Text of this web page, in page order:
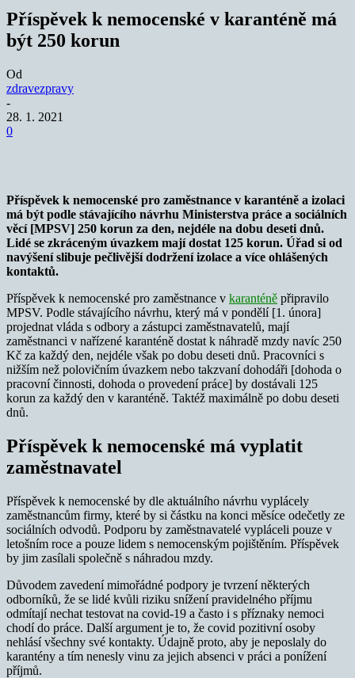
Příspěvek k nemocenské v karanténě má
být 250 korun
Od
zdravezpravy
-
28. 1. 2021
0
Příspěvek k nemocenské pro zaměstnance v karanténě a izolaci
má být podle stávajícího návrhu Ministerstva práce a sociálních
věcí [MPSV] 250 korun za den, nejdéle na dobu deseti dnů.
Lidé se zkráceným úvazkem mají dostat 125 korun. Úřad si od
navýšení slibuje pečlivější dodržení izolace a více ohlášených
kontaktů.
Příspěvek k nemocenské pro zaměstnance v karanténě připravilo
MPSV. Podle stávajícího návrhu, který má v pondělí [1. února]
projednat vláda s odbory a zástupci zaměstnavatelů, mají
zaměstnanci v nařízené karanténě dostat k náhradě mzdy navíc 250
Kč za každý den, nejdéle však po dobu deseti dnů. Pracovníci s
nižším než polovičním úvazkem nebo takzvaní dohodáři [dohoda o
pracovní činnosti, dohoda o provedení práce] by dostávali 125
korun za každý den v karanténě. Taktéž maximálně po dobu deseti
dnů.
Příspěvek k nemocenské má vyplatit
zaměstnavatel
Příspěvek k nemocenské by dle aktuálního návrhu vyplácely
zaměstnancům firmy, které by si částku na konci měsíce odečetly ze
sociálních odvodů. Podporu by zaměstnavatelé vypláceli pouze v
letošním roce a pouze lidem s nemocenským pojištěním. Příspěvek
by jim zasílali společně s náhradou mzdy.
Důvodem zavedení mimořádné podpory je tvrzení některých
odborníků, že se lidé kvůli riziku snížení pravidelného příjmu
odmítají nechat testovat na covid-19 a často i s příznaky nemoci
chodí do práce. Další argument je to, že covid pozitivní osoby
nehlásí všechny své kontakty. Údajně proto, aby je neposlaly do
karantény a tím nenesly vinu za jejich absenci v práci a ponížení
příjmů.